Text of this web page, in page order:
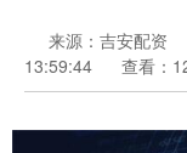
来源：吉安配资
13:59:44
查看：